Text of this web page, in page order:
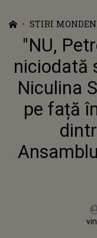
STIRI
"NU,
niciodată
Niculina
pe față
miercuri, 21 februarie